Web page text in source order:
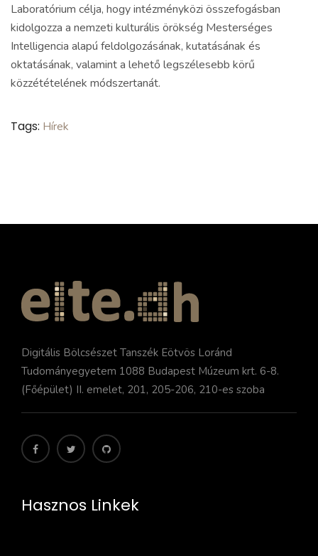
Laboratórium célja, hogy intézményközi összefogásban
kidolgozza a nemzeti kulturális örökség Mesterséges
Intelligencia alapú feldolgozásának, kutatásának és
oktatásának, valamint a lehető legszélesebb körű
közzétételének módszertanát.
Tags: Hírek
Digitális Bölcsészet Tanszék Eötvös Loránd
Tudományegyetem 1088 Budapest Múzeum krt. 6-8.
(Főépület) II. emelet, 201, 205-206, 210-es szoba
Hasznos Linkek